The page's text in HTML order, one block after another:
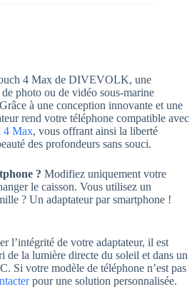
4 Max de DIVEVOLK, une
photo ou de vidéo sous-marine
à une conception innovante et une
rend votre téléphone compatible avec
4 Max, vous offrant ainsi la liberté
des profondeurs sans souci.
? Modifiez uniquement votre
le caisson. Vous utilisez un
? Un adaptateur par smartphone !
l’intégrité de votre adaptateur, il est
de la lumière directe du soleil et dans un
Si votre modèle de téléphone n’est pas
pour une solution personnalisée.